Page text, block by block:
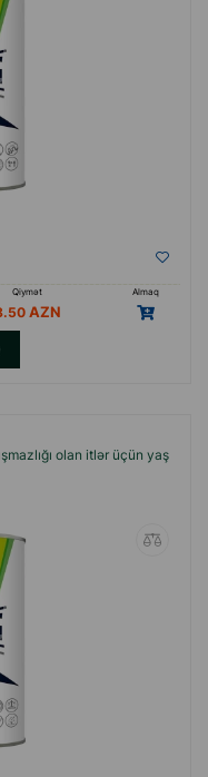
Qiymət
Almaq
olan itlər üçün yaş